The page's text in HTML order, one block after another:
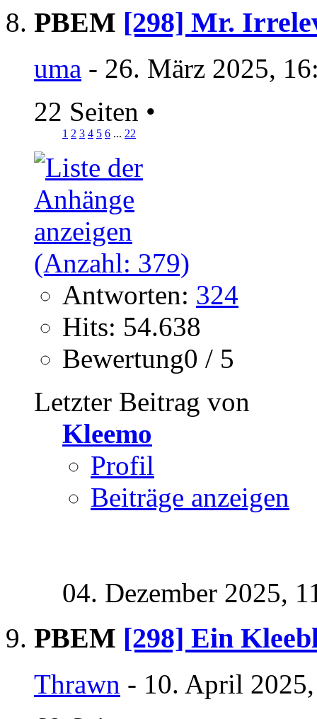
PBEM [298] Mr.
uma - 26. März 2025,
22 Seiten •
1 2 3 4 5 6 ... 22
Antworten: 324
Hits: 54.638
Bewertung0 / 5
Letzter Beitrag von
Kleemo
Profil
Beiträge anzeigen
04. Dezember 2025,
PBEM [298] Ein
Thrawn - 10. April